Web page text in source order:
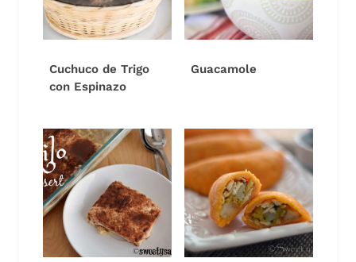
Cuchuco de Trigo
con Espinazo
Guacamole